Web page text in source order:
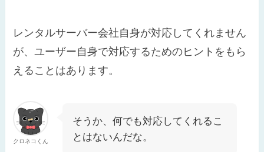
レンタルサーバー会社自身が対応してくれません
が、ユーザー自身で対応するためのヒントをもら
えることはあります。
クロネコくん
そうか、何でも対応してくれるこ
とはないんだな。